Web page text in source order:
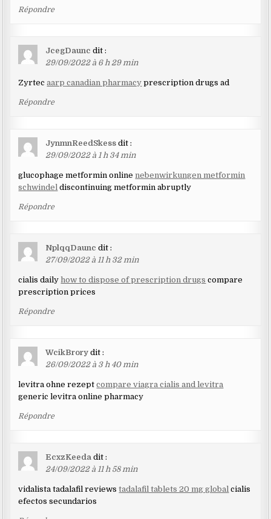
Répondre
JcegDaunc dit :
29/09/2022 à 6 h 29 min
Zyrtecaarp canadian pharmacy prescription drugs ad
Répondre
JynmnReedSkess dit :
29/09/2022 à 1 h 34 min
glucophage metformin onlinenebenwirkungen metformin
schwindel discontinuing metformin abruptly
Répondre
NplqqDaunc dit :
27/09/2022 à 11 h 32 min
cialis daily how to dispose of prescription drugs compare
prescription prices
Répondre
WcikBrory dit :
26/09/2022 à 3 h 40 min
levitra ohne rezeptcompare viagra cialis and levitra
generic levitra online pharmacy
Répondre
EcxzKeeda dit :
24/09/2022 à 11 h 58 min
vidalista tadalafil reviewstadalafil tablets 20 mg global cialis
efectos secundarios